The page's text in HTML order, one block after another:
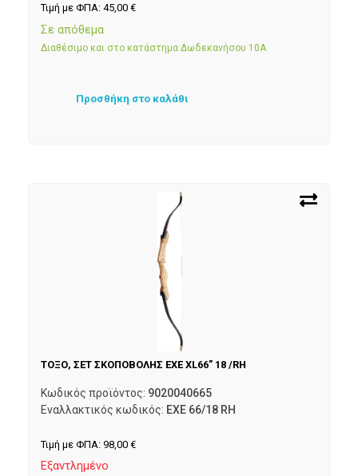
Τιμή με ΦΠΑ: 45,00 €
Σε απόθεμα
Διαθέσιμο και στο κατάστημα Δωδεκανήσου 10Α
Προσθήκη στο καλάθι
ΤΟΞΟ, ΣΕΤ ΣΚΟΠΟΒΟΛΗΣ EXE XL66” 18 /RH
Κωδικός προϊόντος: 9020040665
Εναλλακτικός κωδικός: EXE 66/18 RH
Τιμή με ΦΠΑ: 98,00 €
Εξαντλημένο